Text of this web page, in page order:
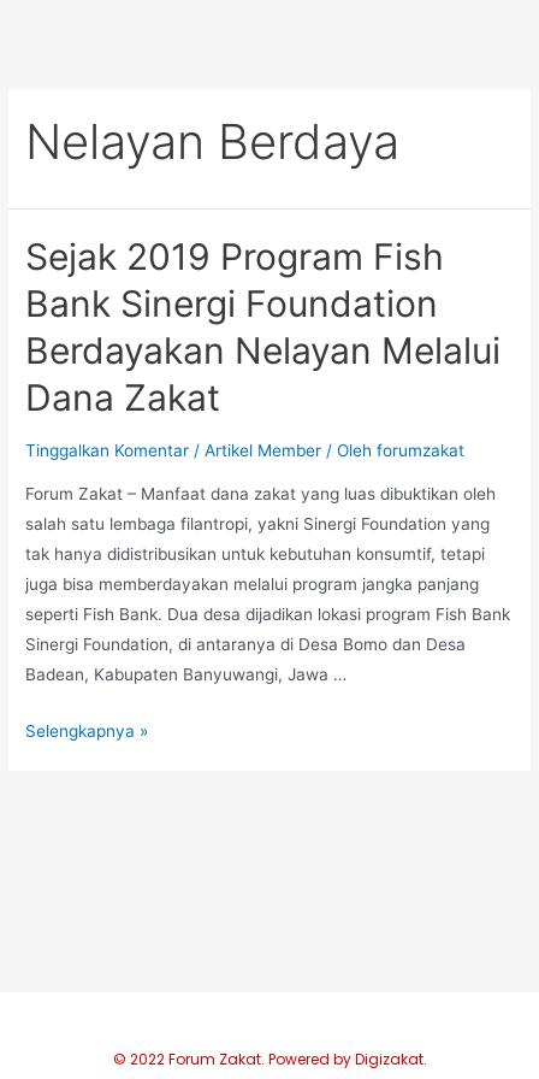
Nelayan Berdaya
Sejak 2019 Program Fish
Bank Sinergi Foundation
Berdayakan Nelayan Melalui
Dana Zakat
Tinggalkan Komentar /Artikel Member / Olehforumzakat
Forum Zakat – Manfaat dana zakat yang luas dibuktikan oleh
salah satu lembaga filantropi, yakni Sinergi Foundation yang
tak hanya didistribusikan untuk kebutuhan konsumtif, tetapi
juga bisa memberdayakan melalui program jangka panjang
seperti Fish Bank. Dua desa dijadikan lokasi program Fish Bank
Sinergi Foundation, di antaranya di Desa Bomo dan Desa
Badean, Kabupaten Banyuwangi, Jawa …
Selengkapnya »
© 2022 Forum Zakat. Powered by Digizakat.